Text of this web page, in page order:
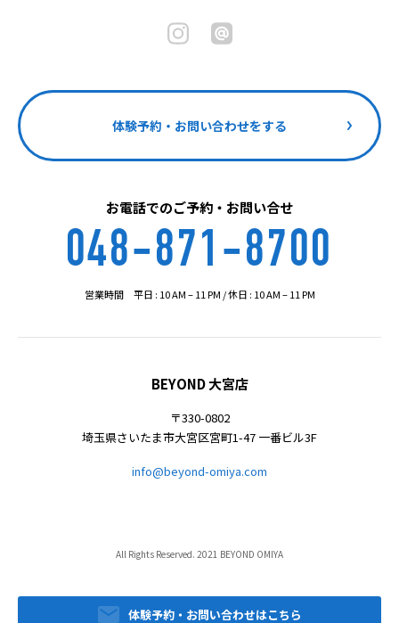
体験予約・お問い合わせはこちら
体験予約・お問い合わせをする
お電話でのご予約・お問い合せ
048-871-8700
営業時間 平日 : 10 AM – 11 PM / 休日 : 10 AM – 11 PM
BEYOND 大宮店
〒330-0802
埼玉県さいたま市大宮区宮町1-47 一番ビル3F
info@beyond-omiya.com
All Rights Reserved. 2021 BEYOND OMIYA